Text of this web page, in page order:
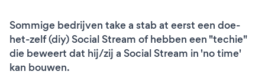
Sommige bedrijven take a stab at eerst een doe-
het-zelf (diy) Social Stream of hebben een "techie"
die beweert dat hij/zij a Social Stream in 'no time'
kan bouwen.